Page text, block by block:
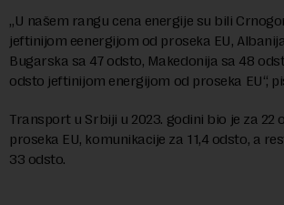
„U našem rangu cena energije su bili
jeftinijom eenergijom od proseka EU,
Bugarska sa 47 odsto, Makedonija sa 48
odsto jeftinijom energijom od proseka EU“,
Transport u Srbiji u 2023. godini bio je za 22
proseka EU, komunikacije za 11,4 odsto, a
33 odsto.